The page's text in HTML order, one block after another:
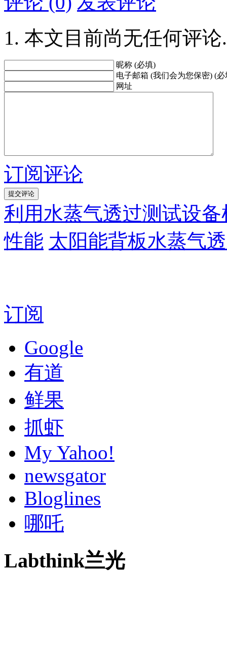
本文目前尚无任何评论.
昵称 (必填)
电子邮箱 (我们会为您保密) (必
网址
订阅评论
利用水蒸气透过测试设
性能 太阳能背板水蒸气
订阅
Google
有道
鲜果
抓虾
My Yahoo!
newsgator
Bloglines
哪吒
Labthink兰光